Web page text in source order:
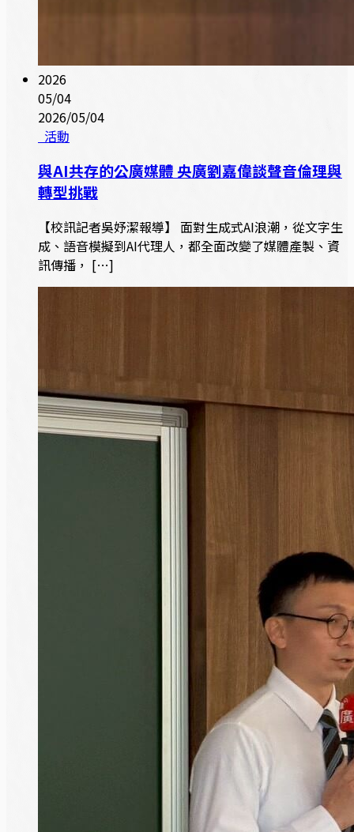
2026
05/04
2026/05/04
活動
與AI共存的公廣媒體 央廣劉嘉偉談聲音倫理與
轉型挑戰
【校訊記者吳妤潔報導】 面對生成式AI浪潮，從文字生
成、語音模擬到AI代理人，都全面改變了媒體產製、資
訊傳播， […]